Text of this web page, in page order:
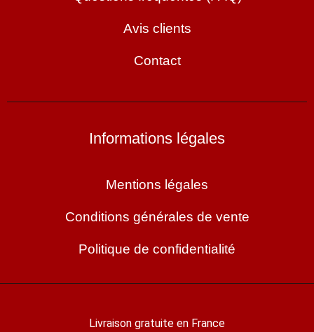
Avis clients
Contact
Informations légales
Mentions légales
Conditions générales de vente
Politique de confidentialité
Livraison gratuite en France